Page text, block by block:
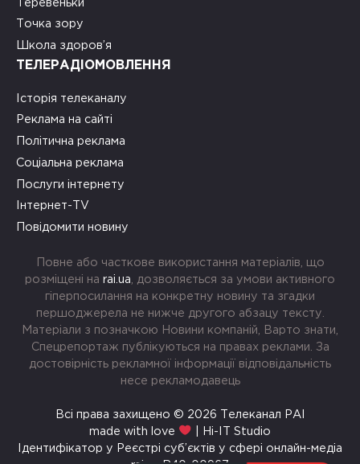
Теревеньки
Точка зору
Школа здоров’я
ТЕЛЕРАДІОМОВЛЕННЯ
Історія телеканалу
Реклама на сайті
Політична реклама
Соціальна реклама
Послуги інтернету
Інтернет-TV
Повідомити новину
Повне або часткове використання матеріалів, що
розміщені на rai.ua , дозволяється за умови активного
гіперпосилання на конкретну новину та згадки
першоджерела не нижче другого абзацу тексту.
Матеріали з позначкою Новини компаній, Варто знати,
Спецрепортаж публікуються на правах реклами. За
достовірність рекламної інформації відповідальність
несе рекламодавець
Всі права захищено © 2026 Телеканал РАІ
made with love
| Hi-IT Studio
Ідентифікатор у Реєстрі суб’єктів у сфері онлайн-медіа